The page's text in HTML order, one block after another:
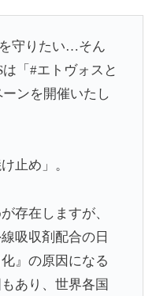
守りたい…そん
「#エトヴォスと
ンを開催いたし
止め」。
存在しますが、
吸収剤配合の日
』の原因になる
あり、世界各国